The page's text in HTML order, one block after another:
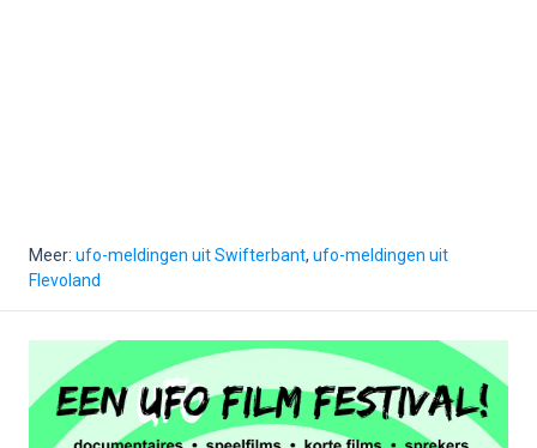
Meer: ufo-meldingen uit Swifterbant, ufo-meldingen uit
Flevoland